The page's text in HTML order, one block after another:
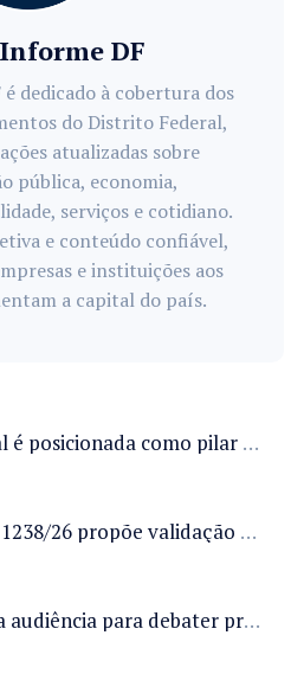
DF
dedicado à cobertura dos
do Distrito Federal,
atualizadas sobre
pública, economia,
serviços e cotidiano.
e conteúdo confiável,
e instituições aos
a capital do país.
Inclusão digital é posicionada como pilar essencial da reurbanização de favelas e periferias
Projeto de Lei 1238/26 propõe validação automática do Cadastro Ambiental Rural para imóveis de até quatro módulos fiscais
Câmara realiza audiência para debater prevenção, diagnóstico e tratamento da endometriose na terça-feira às 16 horas